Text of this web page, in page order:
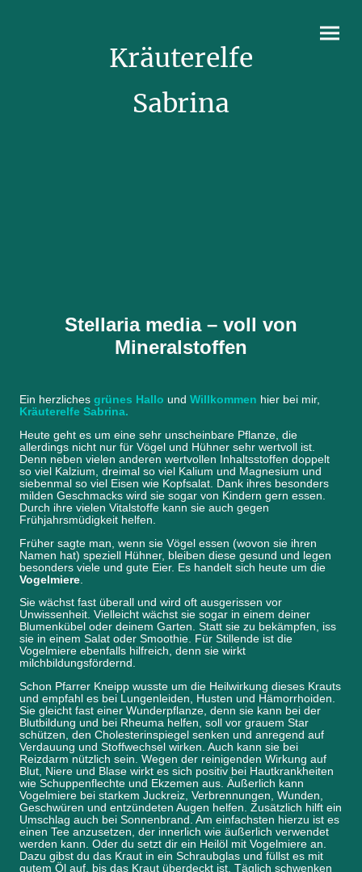
Kräuterelfe
Sabrina
Stellaria media – voll von
Mineralstoffen
Ein herzliches grünes Hallo und Willkommen hier bei mir,
Kräuterelfe Sabrina.
Heute geht es um eine sehr unscheinbare Pflanze, die
allerdings nicht nur für Vögel und Hühner sehr wertvoll ist.
Denn neben vielen anderen wertvollen Inhaltsstoffen doppelt
so viel Kalzium, dreimal so viel Kalium und Magnesium und
siebenmal so viel Eisen wie Kopfsalat. Dank ihres besonders
milden Geschmacks wird sie sogar von Kindern gern essen.
Durch ihre vielen Vitalstoffe kann sie auch gegen
Frühjahrsmüdigkeit helfen.
Früher sagte man, wenn sie Vögel essen (wovon sie ihren
Namen hat) speziell Hühner, bleiben diese gesund und legen
besonders viele und gute Eier. Es handelt sich heute um die
Vogelmiere
Sie wächst fast überall und wird oft ausgerissen vor
Unwissenheit. Vielleicht wächst sie sogar in einem deiner
Blumenkübel oder deinem Garten. Statt sie zu bekämpfen, iss
sie in einem Salat oder Smoothie. Für Stillende ist die
Vogelmiere ebenfalls hilfreich, denn sie wirkt
milchbildungsfördernd.
Schon Pfarrer Kneipp wusste um die Heilwirkung dieses Krauts
und empfahl es bei Lungenleiden, Husten und Hämorrhoiden.
Sie gleicht fast einer Wunderpflanze, denn sie kann bei der
Blutbildung und bei Rheuma helfen, soll vor grauem Star
schützen, den Cholesterinspiegel senken und anregend auf
Verdauung und Stoffwechsel wirken. Auch kann sie bei
Reizdarm nützlich sein. Wegen der reinigenden Wirkung auf
Blut, Niere und Blase wirkt es sich positiv bei Hautkrankheiten
wie Schuppenflechte und Ekzemen aus. Äußerlich kann
Vogelmiere bei starkem Juckreiz, Verbrennungen, Wunden,
Geschwüren und entzündeten Augen helfen. Zusätzlich hilft ein
Umschlag auch bei Sonnenbrand. Am einfachsten hierzu ist es
einen Tee anzusetzen, der innerlich wie äußerlich verwendet
werden kann. Oder du setzt dir ein Heilöl mit Vogelmiere an.
Dazu gibst du das Kraut in ein Schraubglas und füllst es mit
gutem Öl auf, bis das Kraut überdeckt ist. Täglich schwenken